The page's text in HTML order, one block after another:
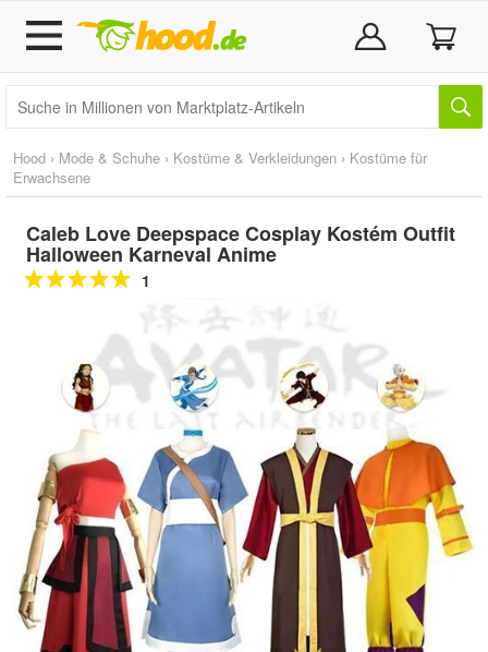
Hood › Mode & Schuhe › Kostüme & Verkleidungen › Kostüme für
Erwachsene
Caleb Love Deepspace Cosplay Kostém Outfit
Halloween Karneval Anime
1